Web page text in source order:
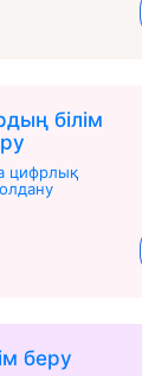
білім
цифрлық
беру